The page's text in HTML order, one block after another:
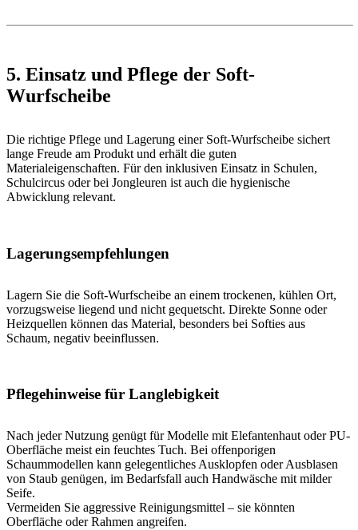
5. Einsatz und Pflege der Soft-
Wurfscheibe
Die richtige Pflege und Lagerung einer Soft-Wurfscheibe sichert
lange Freude am Produkt und erhält die guten
Materialeigenschaften. Für den inklusiven Einsatz in Schulen,
Schulcircus oder bei Jongleuren ist auch die hygienische
Abwicklung relevant.
Lagerungsempfehlungen
Lagern Sie die Soft-Wurfscheibe an einem trockenen, kühlen Ort,
vorzugsweise liegend und nicht gequetscht. Direkte Sonne oder
Heizquellen können das Material, besonders bei Softies aus
Schaum, negativ beeinflussen.
Pflegehinweise für Langlebigkeit
Nach jeder Nutzung genügt für Modelle mit Elefantenhaut oder PU-
Oberfläche meist ein feuchtes Tuch. Bei offenporigen
Schaummodellen kann gelegentliches Ausklopfen oder Ausblasen
von Staub genügen, im Bedarfsfall auch Handwäsche mit milder
Seife.
Vermeiden Sie aggressive Reinigungsmittel – sie könnten
Oberfläche oder Rahmen angreifen.